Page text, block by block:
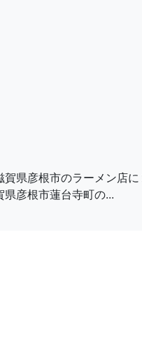
賀県彦根市のラーメン店
県彦根市蓮台寺町の...